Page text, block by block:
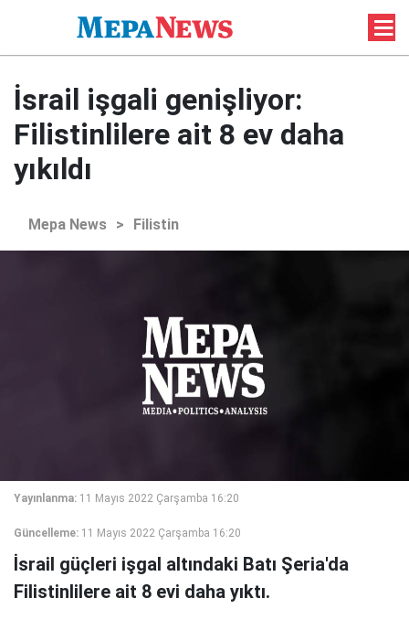
İsrail işgali genişliyor:
Filistinlilere ait 8 ev daha
yıkıldı
Mepa News > Filistin
Yayınlanma: 11 Mayıs 2022 Çarşamba 16:20
Güncelleme: 11 Mayıs 2022 Çarşamba 16:20
İsrail güçleri işgal altındaki Batı Şeria'da
Filistinlilere ait 8 evi daha yıktı.